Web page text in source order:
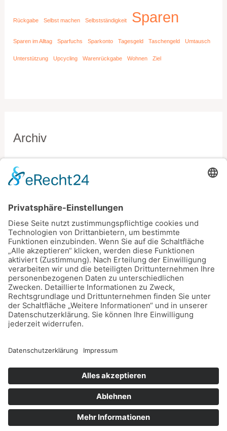
Rückgabe Selbst machen Selbstständigkeit Sparen
Sparen im Alltag Sparfuchs Sparkonto Tagesgeld Taschengeld Umtausch
Unterstützung Upcycling Warenrückgabe Wohnen Ziel
Archiv
Copyright © 2026 Dein Sparschwein
Datenschutz
Impressum